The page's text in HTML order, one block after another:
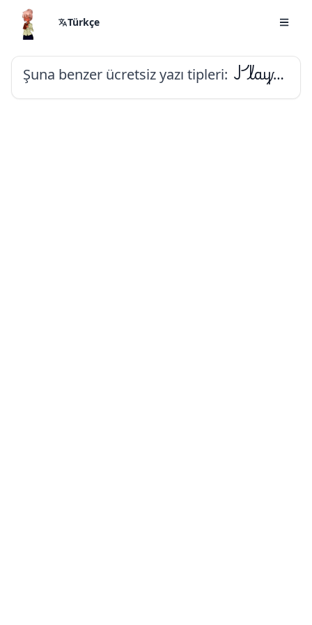
Türkçe
Şuna benzer ücretsiz yazı tipleri: Playwrite FR Trad